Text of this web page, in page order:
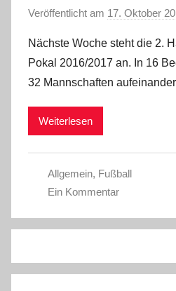
Veröffentlicht am 17. Oktober
Nächste Woche steht die 2.
Pokal 2016/2017 an. In 16
32 Mannschaften
Weiterlesen
Allgemein, Fußball
Ein Kommentar